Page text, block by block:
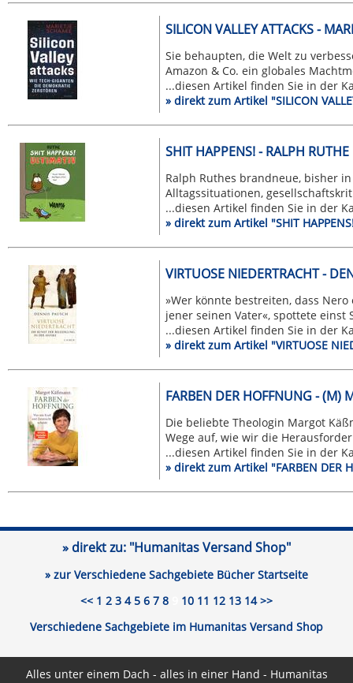
SILICON VALLEY ATTACKS -
Sie behaupten, die Welt zu
Amazon & Co. ein globales
...diesen Artikel finden Sie in der
» direkt zum Artikel "SILICON
SHIT HAPPENS! - RALPH RUTHE
Ralph Ruthes brandneue, bisher
Alltagssituationen,
...diesen Artikel finden Sie in der
» direkt zum Artikel "SHIT
VIRTUOSE NIEDERTRACHT -
»Wer könnte bestreiten, dass
jener seinen Vater«, spottete einst
...diesen Artikel finden Sie in der
» direkt zum Artikel "VIRTUOSE
FARBEN DER HOFFNUNG - (M)
Die beliebte Theologin Margot
Wege auf, wie wir die
...diesen Artikel finden Sie in der
» direkt zum Artikel "FARBEN DER
» direkt zu: "Humanitas Versand Shop"
» zur Verschiedene Sachgebiete Bücher Startseite
<< 1 2 3 4 5 6 7 8 10 11 12 13 14 >>
Verschiedene Sachgebiete im Humanitas Versand Shop
Alles unter einem Dach - alles in einer Hand - Humanitas